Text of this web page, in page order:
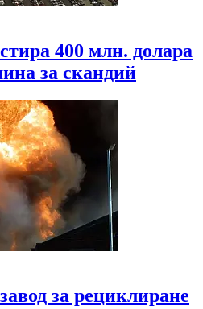
400 млн. долара
за скандий
за рециклиране